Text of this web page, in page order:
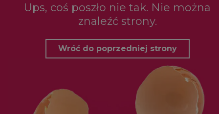
Ups, coś poszło nie tak. Nie można
znaleźć strony.
Wróć do poprzedniej strony